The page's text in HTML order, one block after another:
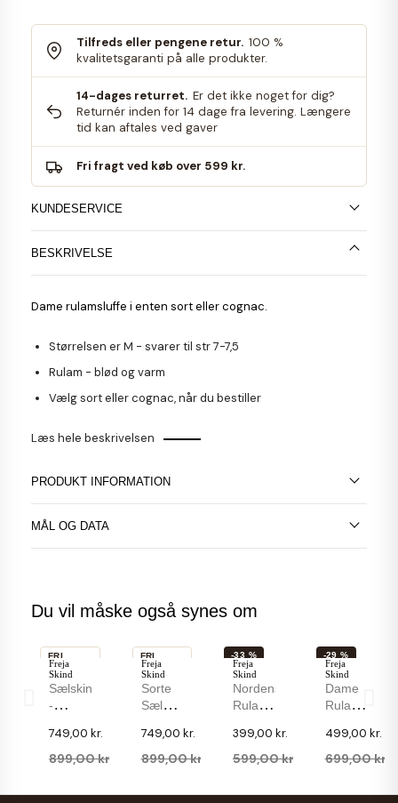
Tilfreds eller pengene retur. 100 %
kvalitetsgaranti på alle produkter.
14-dages returret. Er det ikke noget for dig?
Returnér inden for 14 dage fra levering. Længere
tid kan aftales ved gaver
Fri fragt ved køb over 599 kr.
KUNDESERVICE
BESKRIVELSE
Dame rulamsluffe i enten sort eller cognac.
Størrelsen er M - svarer til str 7-7,5
Rulam - blød og varm
Vælg sort eller cognac, når du bestiller
Læs hele beskrivelsen
PRODUKT INFORMATION
MÅL OG DATA
Du vil måske også synes om
Freja
Skind
Sælskindsluffer
-
Sæl -
Rulamsfoer-
749,00 kr.
899,00 kr.
-17 %
FRI
FRAGT
Freja
Skind
Sorte
Sælskindsluffer
Grønlandsk
Sæl -
749,00 kr.
899,00 kr.
-17 %
FRI
FRAGT
Freja
Skind
Nordens
Rulamsluffe
Lammeskind
Med
399,00 kr.
599,00 kr.
-33 %
Freja
Skind
Dame
Rulamsluffe
Lammeskind
M.
499,00 kr.
699,00 kr.
-29 %